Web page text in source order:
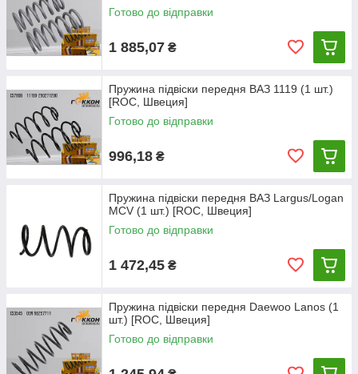
Готово до відправки
1 885,07 ₴
Пружина підвіски передня ВАЗ 1119 (1 шт.)
[ROC, Швеция]
Готово до відправки
996,18 ₴
Пружина підвіски передня ВАЗ Largus/Logan
MCV (1 шт.) [ROC, Швеция]
Готово до відправки
1 472,45 ₴
Пружина підвіски передня Daewoo Lanos (1
шт.) [ROC, Швеция]
Готово до відправки